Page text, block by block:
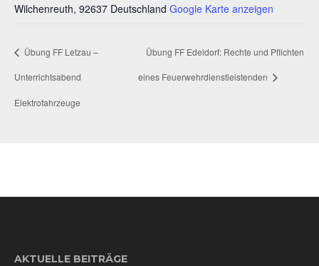
Wilchenreuth, 92637 Deutschland Google Karte anzeigen
Übung FF Letzau –
Unterrichtsabend
Elektrofahrzeuge
Übung FF Edeldorf: Rechte und Pflichten
eines Feuerwehrdienstleistenden
AKTUELLE BEITRÄGE